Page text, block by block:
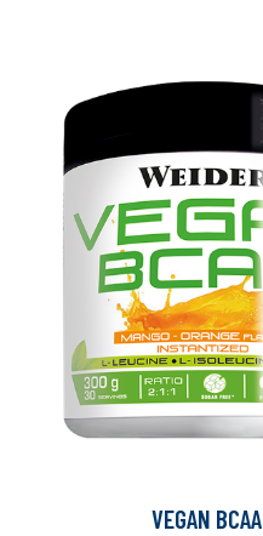
VEGAN BCAA